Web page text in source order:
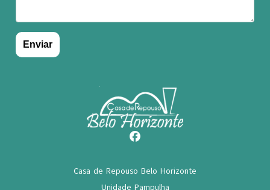
Casa de Repouso Belo Horizonte
Unidade Pampulha